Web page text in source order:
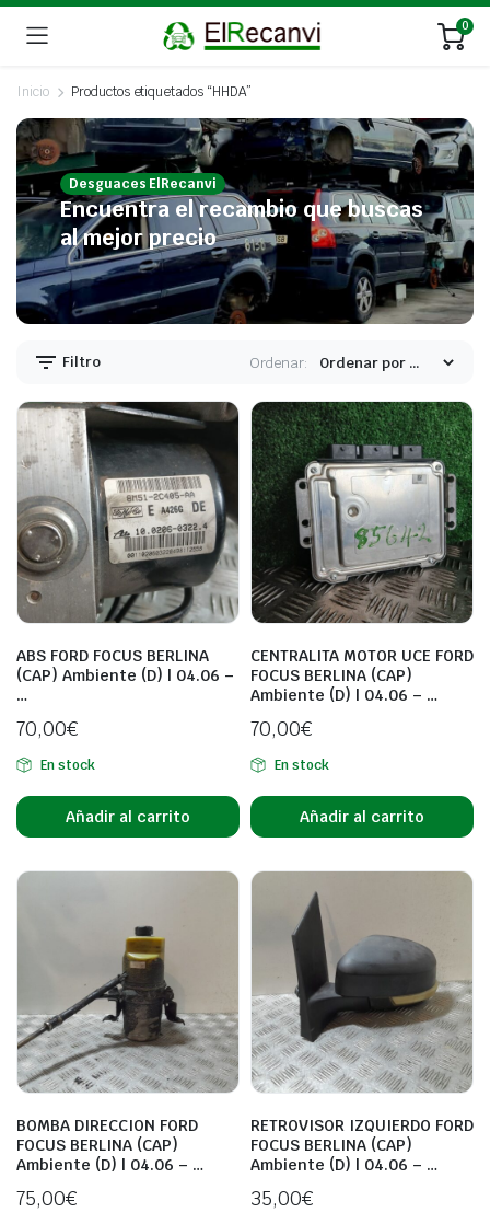
0
Inicio Productos etiquetados “HHDA”
Desguaces ElRecanvi
Encuentra el recambio que buscas
al mejor precio
Filtro Ordenar:
ABS FORD FOCUS BERLINA
(CAP) Ambiente (D) | 04.06 –
…
70,00€
En stock
Añadir al carrito
CENTRALITA MOTOR UCE FORD
FOCUS BERLINA (CAP)
Ambiente (D) | 04.06 – …
70,00€
En stock
Añadir al carrito
BOMBA DIRECCION FORD
FOCUS BERLINA (CAP)
Ambiente (D) | 04.06 – …
75,00€
RETROVISOR IZQUIERDO FORD
FOCUS BERLINA (CAP)
Ambiente (D) | 04.06 – …
35,00€